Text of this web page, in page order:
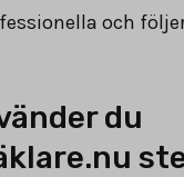
och
du